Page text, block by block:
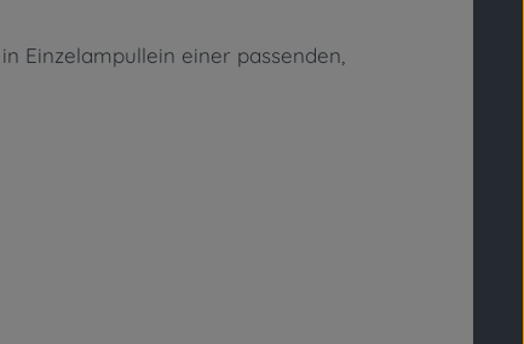
Einzelampullein einer passenden,